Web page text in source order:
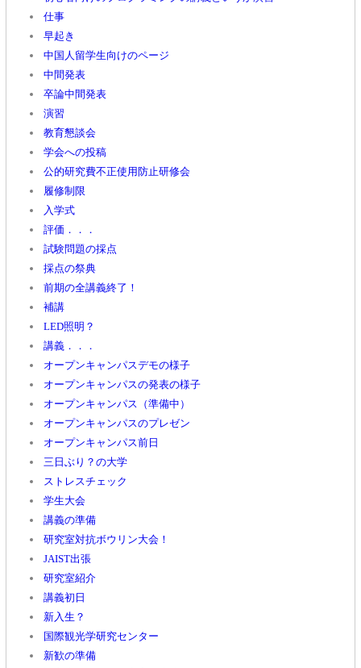
仕事
早起き
中国人留学生向けのページ
中間発表
卒論中間発表
演習
教育懇談会
学会への投稿
公的研究費不正使用防止研修会
履修制限
入学式
評価．．．
試験問題の採点
採点の祭典
前期の全講義終了！
補講
LED照明？
講義．．．
オープンキャンパスデモの様子
オープンキャンパスの発表の様子
オープンキャンパス（準備中）
オープンキャンパスのプレゼン
オープンキャンパス前日
三日ぶり？の大学
ストレスチェック
学生大会
講義の準備
研究室対抗ボウリン大会！
JAIST出張
研究室紹介
講義初日
新入生？
国際観光学研究センター
新歓の準備